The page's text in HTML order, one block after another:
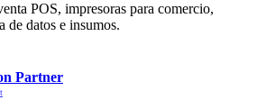
POS, impresoras para comercio,
de datos e insumos.
Partner